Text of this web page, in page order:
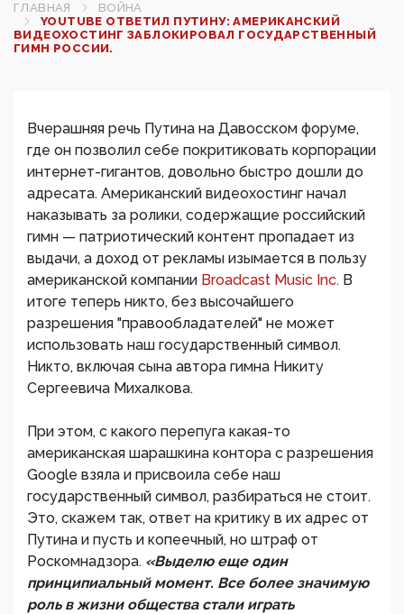
ГЛАВНАЯ
ВОЙНА
YOUTUBE ОТВЕТИЛ ПУТИНУ: АМЕРИКАНСКИЙ
ВИДЕОХОСТИНГ ЗАБЛОКИРОВАЛ ГОСУДАРСТВЕННЫЙ
ГИМН РОССИИ.
Вчерашняя речь Путина на Давосском форуме,
где он позволил себе покритиковать корпорации
интернет-гигантов, довольно быстро дошли до
адресата. Американский видеохостинг начал
наказывать за ролики, содержащие российский
гимн — патриотический контент пропадает из
выдачи, а доход от рекламы изымается в пользу
американской компании Broadcast Music Inc. В
итоге теперь никто, без высочайшего
разрешения "правообладателей" не может
использовать наш государственный символ.
Никто, включая сына автора гимна Никиту
Сергеевича Михалкова.
При этом, с какого перепуга какая-то
американская шарашкина контора с разрешения
Google взяла и присвоила себе наш
государственный символ, разбираться не стоит.
Это, скажем так, ответ на критику в их адрес от
Путина и пусть и копеечный, но штраф от
Роскомнадзора. «Выделю еще один
принципиальный момент. Все более значимую
роль в жизни общества стали играть